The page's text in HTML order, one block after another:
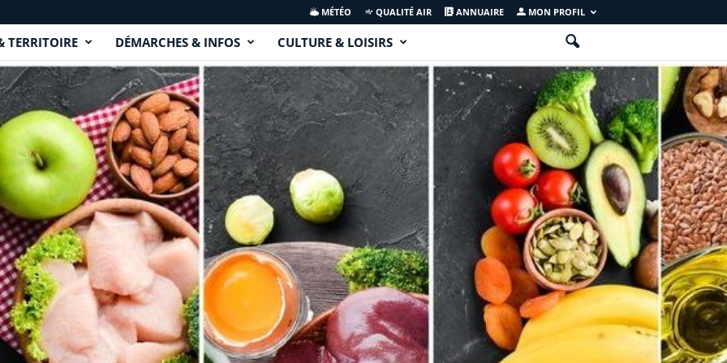
MÉTÉO QUALITÉ AIR ANNUAIRE MON PROFIL
TERRITOIRE DÉMARCHES & INFOS CULTURE & LOISIRS